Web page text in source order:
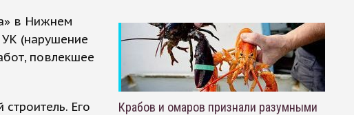
в Нижнем
(нарушение
повлекшее
Его
Крабов и омаров признали разумными